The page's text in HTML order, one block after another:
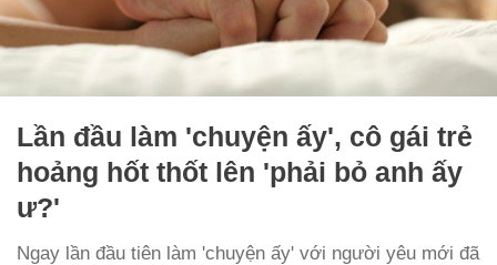
Lần đầu làm 'chuyện ấy', cô gái trẻ
hoảng hốt thốt lên 'phải bỏ anh ấy
ư?'
Ngay lần đầu tiên làm 'chuyện ấy' với người yêu mới đã